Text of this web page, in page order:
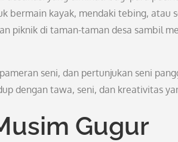
bermain kayak, mendaki tebing, atau
piknik di taman-taman desa sambil
seni, dan pertunjukan seni
dengan tawa, seni, dan kreativitas
Gugur